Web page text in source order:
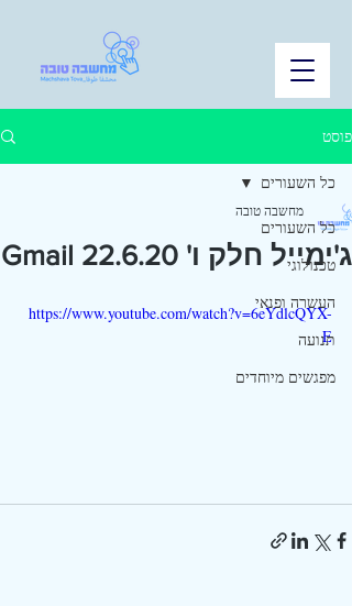
פוסט
כל השעורים
טכנולוגי
העשרה ופנאי
תנועה
מפגשים מיוחדים
כל השעורים
ג'ימייל חלק ו' 22.6.20 Gmail
מחשבה טובה
https://www.youtube.com/watch?v=6eYdlcQYX-
E